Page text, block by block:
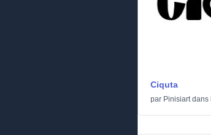
Ciquta
par Pinisiartdans